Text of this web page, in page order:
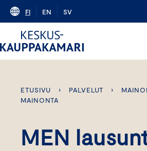
Skip
content
FI EN SV
ETUSIVU › PALVELUT ›
MAINONTA
MEN